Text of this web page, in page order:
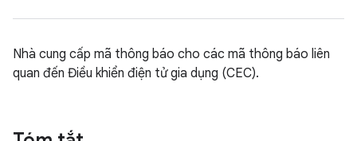
Nhà cung cấp mã thông báo cho các mã thông báo liên
quan đến Điều khiển điện tử gia dụng (CEC).